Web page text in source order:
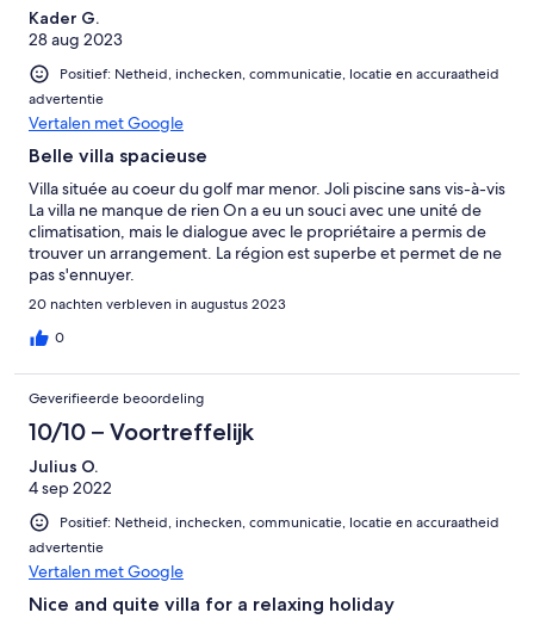
Kader G.
28 aug 2023
Positief: Netheid, inchecken, communicatie, locatie en accuraatheid
advertentie
Vertalen met Google
Belle villa spacieuse
Villa située au coeur du golf mar menor. Joli piscine sans vis-à-vis
La villa ne manque de rien On a eu un souci avec une unité de
climatisation, mais le dialogue avec le propriétaire a permis de
trouver un arrangement. La région est superbe et permet de ne
pas s'ennuyer.
20 nachten verbleven in augustus 2023
0
Geverifieerde beoordeling
10/10 – Voortreffelijk
Julius O.
4 sep 2022
Positief: Netheid, inchecken, communicatie, locatie en accuraatheid
advertentie
Vertalen met Google
Nice and quite villa for a relaxing holiday